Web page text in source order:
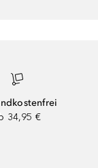
34,95 €